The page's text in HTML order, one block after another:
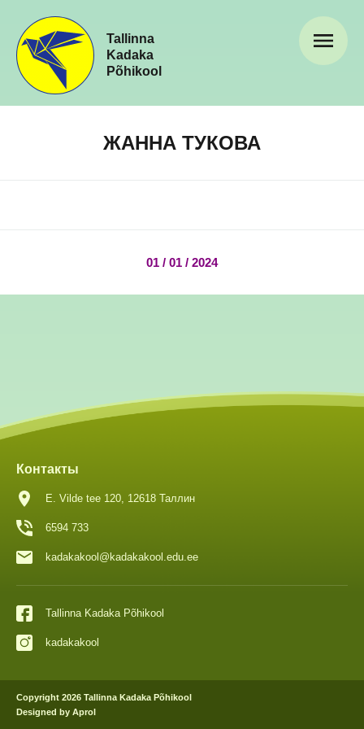
Tallinna
Kadaka
Põhikool
ЖАННА ТУКОВА
01 / 01 / 2024
Контакты
E. Vilde tee 120, 12618 Таллин
6594 733
kadakakool@kadakakool.edu.ee
Tallinna Kadaka Põhikool
kadakakool
Copyright 2026 Tallinna Kadaka Põhikool
Designed by Aprol